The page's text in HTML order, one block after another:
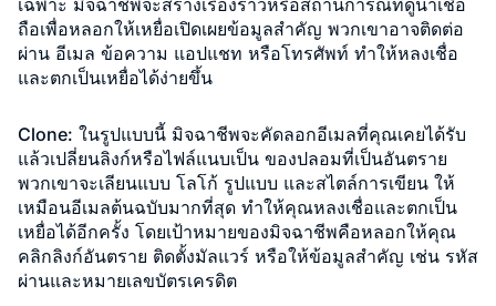
เฉพาะ มิจฉาชีพจะสร้างเรื่องราวหรือสถานการณ์ที่ดูน่าเชื่อ
ถือเพื่อหลอกให้เหยื่อเปิดเผยข้อมูลสำคัญ พวกเขาอาจติดต่อ
ผ่าน อีเมล ข้อความ แอปแชท หรือโทรศัพท์ ทำให้หลงเชื่อ
และตกเป็นเหยื่อได้ง่ายขึ้น
Clone: ในรูปแบบนี้ มิจฉาชีพจะคัดลอกอีเมลที่คุณเคยได้รับ
แล้วเปลี่ยนลิงก์หรือไฟล์แนบเป็น ของปลอมที่เป็นอันตราย
พวกเขาจะเลียนแบบ โลโก้ รูปแบบ และสไตล์การเขียน ให้
เหมือนอีเมลต้นฉบับมากที่สุด ทำให้คุณหลงเชื่อและตกเป็น
เหยื่อได้อีกครั้ง โดยเป้าหมายของมิจฉาชีพคือหลอกให้คุณ
คลิกลิงก์อันตราย ติดตั้งมัลแวร์ หรือให้ข้อมูลสำคัญ เช่น รหัส
ผ่านและหมายเลขบัตรเครดิต